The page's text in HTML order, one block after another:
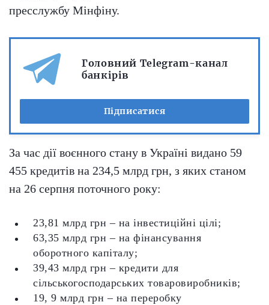
пресслужбу Мінфіну.
Головний Telegram-канал
банкірів
Підписатися
За час дії воєнного стану в Україні видано 59
455 кредитів на 234,5 млрд грн, з яких станом
на 26 серпня поточного року:
23,81 млрд грн – на інвестиційні цілі;
63,35 млрд грн – на фінансування
оборотного капіталу;
39,43 млрд грн – кредити для
сільськогосподарських товаровиробників;
19, 9 млрд грн – на переробку